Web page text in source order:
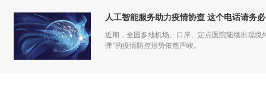
人工智能服务助力疫情协查 这个电话请务
近期，全国多地机场、口岸、定点医院陆续出现
弹”的疫情防控形势依然严峻。